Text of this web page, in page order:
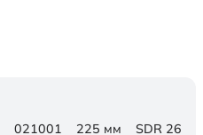
021001 225 мм SDR 26